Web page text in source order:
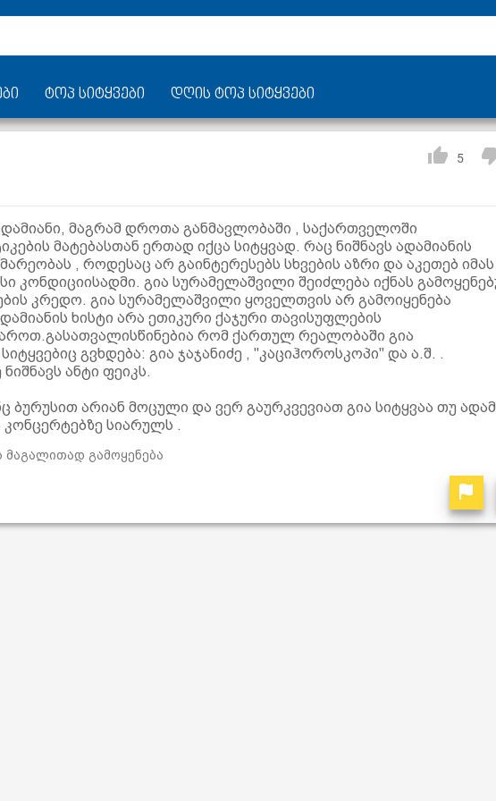
ტოპ სიტყვები დღის ტოპ სიტყვები
5
მაგრამ დროთა განმავლობაში , საქართველოში
მატებასთან ერთად იქცა სიტყვად. რაც ნიშნავს ადამიანის
, როდესაც არ გაინტერესებს სხვების აზრი და აკეთებ
კონდიციისადმი. გია სურამელაშვილი შეიძლება იქნას
კრედო. გია სურამელაშვილი ყოველთვის არ გამოიყენება
ხისტი არა ეთიკური ქაჯური თავისუფლების
რომ ქართულ რეალობაში გია
გვხდება: გია ჯაჯანიძე , "კაციჰოროსკოპი" და ა.შ. .
ანტი ფეიკს.
ბურუსით არიან მოცული და ვერ გაურკვევიათ გია სიტყვაა თუ
სიარულს .
გამოყენება